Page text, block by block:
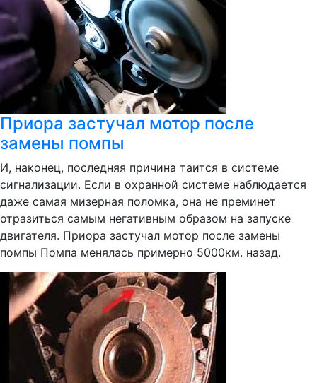
Приора застучал мотор после
замены помпы
И, наконец, последняя причина таится в системе
сигнализации. Если в охранной системе наблюдается
даже самая мизерная поломка, она не преминет
отразиться самым негативным образом на запуске
двигателя. Приора застучал мотор после замены
помпы Помпа менялась примерно 5000км. назад.